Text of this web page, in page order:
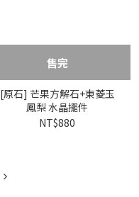
售完
[原石] 芒果方解石+東菱玉
鳳梨 水晶擺件
NT$880